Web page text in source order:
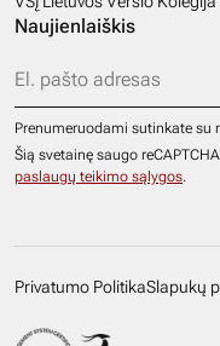
Naujienlaiškis
Prenumeruodami sutinkate su
Šią svetainę saugo
paslaugų teikimo sąlygos.
Privatumo PolitikaSlapukų